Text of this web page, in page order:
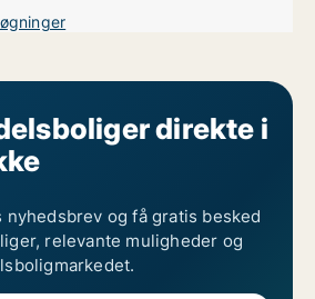
direkte i
og få gratis besked
relevante muligheder og